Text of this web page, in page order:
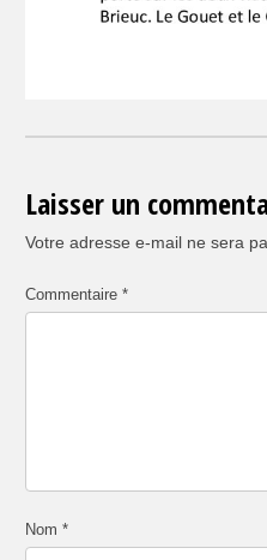
Laisser un
Votre adresse e-mail ne sera
Commentaire *
Nom *